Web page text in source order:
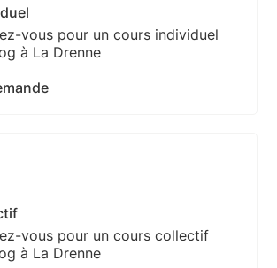
vous pour un cours individuel
à La Drenne
vous pour un cours collectif
à La Drenne